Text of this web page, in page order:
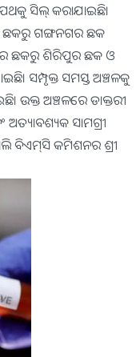
ପଥକୁ ସିଲ୍‌ କରାଯାଇଛି।
ଗଙ୍ଗନଗର ଛକ
ଛକରୁ ଶିରିପୁର ଛକ ଓ
ସମ୍ପୃକ୍ତ ସମସ୍ତ ଅଞ୍ଚଳକୁ
ଉକ୍ତ ଅଞ୍ଚଳରେ ଡାକ୍ତରୀ
ସାମଗ୍ରୀ
ବିଏମ୍‌ସି କମିଶନର ଶ୍ରୀ